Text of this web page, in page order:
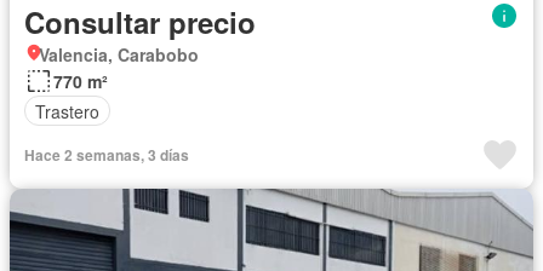
Consultar precio
Valencia, Carabobo
770 m²
Trastero
Hace 2 semanas, 3 días